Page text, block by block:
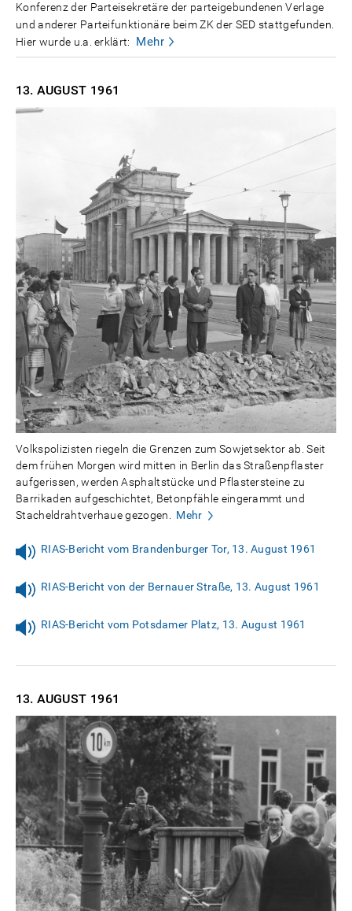
Konferenz der Parteisekretäre der parteigebundenen Verlage
und anderer Parteifunktionäre beim ZK der SED stattgefunden.
Hier wurde u.a. erklärt:
Mehr
13. AUGUST 1961
Volkspolizisten riegeln die Grenzen zum Sowjetsektor ab. Seit
dem frühen Morgen wird mitten in Berlin das Straßenpflaster
aufgerissen, werden Asphaltstücke und Pflastersteine zu
Barrikaden aufgeschichtet, Betonpfähle eingerammt und
Stacheldrahtverhaue gezogen.
Mehr
RIAS-Bericht vom Brandenburger Tor, 13. August 1961
RIAS-Bericht von der Bernauer Straße, 13. August 1961
RIAS-Bericht vom Potsdamer Platz, 13. August 1961
13. AUGUST 1961